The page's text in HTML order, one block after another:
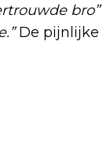
bro”
De pijnlijke